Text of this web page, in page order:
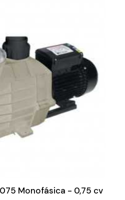
Monofásica - 0,75 cv